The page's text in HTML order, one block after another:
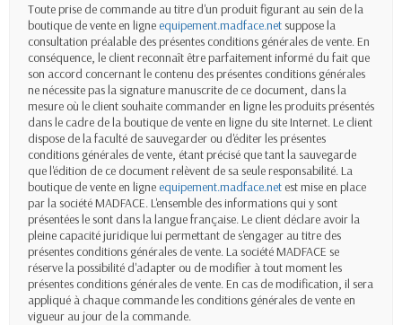
Toute prise de commande au titre d'un produit figurant au sein de la
boutique de vente en ligne equipement.madface.net suppose la
consultation préalable des présentes conditions générales de vente. En
conséquence, le client reconnaît être parfaitement informé du fait que
son accord concernant le contenu des présentes conditions générales
ne nécessite pas la signature manuscrite de ce document, dans la
mesure où le client souhaite commander en ligne les produits présentés
dans le cadre de la boutique de vente en ligne du site Internet. Le client
dispose de la faculté de sauvegarder ou d'éditer les présentes
conditions générales de vente, étant précisé que tant la sauvegarde
que l'édition de ce document relèvent de sa seule responsabilité. La
boutique de vente en ligne equipement.madface.net est mise en place
par la société MADFACE. L'ensemble des informations qui y sont
présentées le sont dans la langue française. Le client déclare avoir la
pleine capacité juridique lui permettant de s'engager au titre des
présentes conditions générales de vente. La société MADFACE se
réserve la possibilité d'adapter ou de modifier à tout moment les
présentes conditions générales de vente. En cas de modification, il sera
appliqué à chaque commande les conditions générales de vente en
vigueur au jour de la commande.